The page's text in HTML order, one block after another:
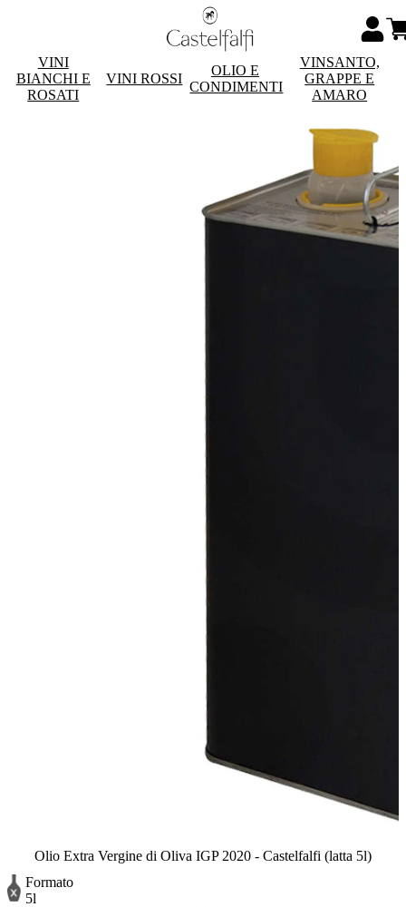
VINI
BIANCHI E
ROSATI
VINI ROSSI
OLIO E
CONDIMENTI
VINSANTO,
GRAPPE E
AMARO
Olio Extra Vergine di Oliva IGP 2020 - Castelfalfi (latta 5l)
Formato
5l